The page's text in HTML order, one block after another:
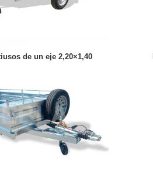
de un eje 2,20×1,40